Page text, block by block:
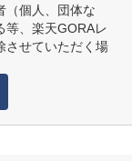
（個人、団体な
等、楽天GORAレ
させていただく場